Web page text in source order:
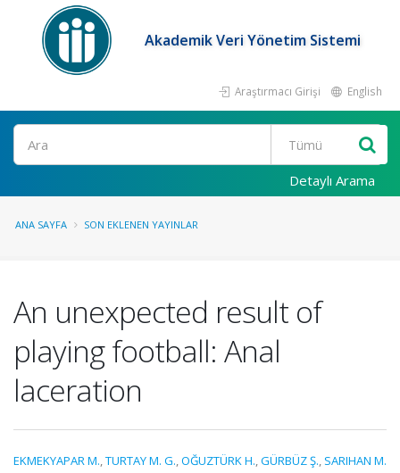
Akademik Veri Yönetim Sistemi
Araştırmacı Girişi English
Ara
Detaylı Arama
ANA SAYFA SON EKLENEN YAYINLAR
An unexpected result of
playing football: Anal
laceration
EKMEKYAPAR M.,TURTAY M. G.,OĞUZTÜRK H.,GÜRBÜZ Ş., SARIHAN M.